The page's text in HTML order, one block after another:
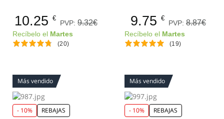
10.25 €
PVP: 9.32€
Recíbelo el Martes
(20)
9.75 €
PVP: 8.87€
Recíbelo el Martes
(19)
Más vendido
- 10% REBAJAS
Más vendido
- 10% REBAJAS